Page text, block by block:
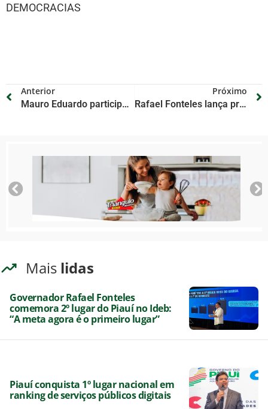
DEMOCRACIAS
Anterior
Mauro Eduardo participa de entrega de mais 70 veículos com acessibilidade para municípios do Piauí
Próximo
Rafael Fonteles lança programa que fará do Piauí o 1º estado do Brasil a levar ensino de IA para escolas públicas de todos os municípios
Mais lidas
Governador Rafael Fonteles
comemora 2º lugar do Piauí no Ideb:
“A meta agora é o primeiro lugar”
Piauí conquista 1º lugar nacional em
ranking de serviços públicos digitais